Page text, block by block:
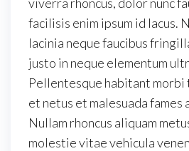
facilisis enim ipsum id lacus.
lacinia neque faucibus
justo in neque elementum
Pellentesque habitant
et netus et malesuada fames
Nullam rhoncus aliquam
molestie vitae vehicula